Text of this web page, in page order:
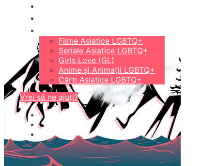
Filme Asiatice LGBTQ+
Seriale Asiatice LGBTQ+
Girls Love (GL)
Anime și Animații LGBTQ+
Cărți Asiatice LGBTQ+
Vrei să ne ajuți?